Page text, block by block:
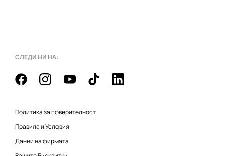
СЛЕДИ НИ НА:
Политика за поверителност
Правила и Условия
Данни на фирмата